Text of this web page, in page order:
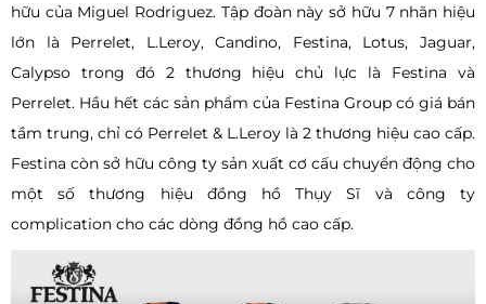
hữu của Miguel Rodriguez. Tập đoàn này sở hữu 7 nhãn hiệu
lớn là Perrelet, L.Leroy, Candino, Festina, Lotus, Jaguar,
Calypso trong đó 2 thương hiệu chủ lực là Festina và
Perrelet. Hầu hết các sản phẩm của Festina Group có giá bán
tầm trung, chỉ có Perrelet & L.Leroy là 2 thương hiệu cao cấp.
Festina còn sở hữu công ty sản xuất cơ cấu chuyển động cho
một số thương hiệu đồng hồ Thụy Sĩ và công ty
complication cho các dòng đồng hồ cao cấp.